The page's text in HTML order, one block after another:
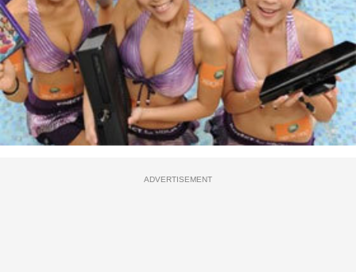
ADVERTISEMENT